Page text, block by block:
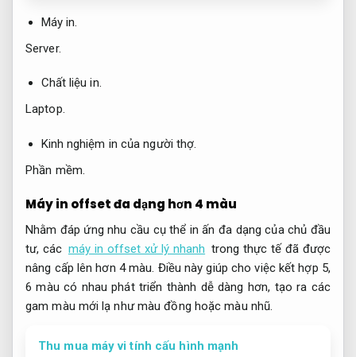
Máy in.
Server.
Chất liệu in.
Laptop.
Kinh nghiệm in của người thợ.
Phần mềm.
Máy in offset đa dạng hơn 4 màu
Nhằm đáp ứng nhu cầu cụ thể in ấn đa dạng của chủ đầu
tư, các máy in offset xử lý nhanh trong thực tế đã được
nâng cấp lên hơn 4 màu. Điều này giúp cho việc kết hợp 5,
6 màu có nhau phát triển thành dễ dàng hơn, tạo ra các
gam màu mới lạ như màu đồng hoặc màu nhũ.
Thu mua máy vi tính cấu hình mạnh